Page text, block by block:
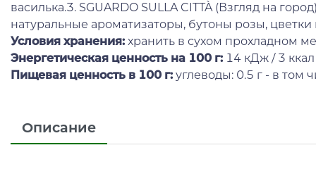
василька.3. SGUARDO SULLA CITTÀ (Взгляд на
натуральные ароматизаторы, бутоны розы, цветки
Условия хранения: хранить в сухом прохладном
Энергетическая ценность на 100 г: 14 кДж / 3 ккал
Пищевая ценность в 100 г: углеводы: 0.5 г - в том
Описание